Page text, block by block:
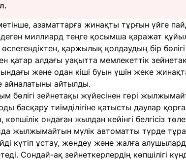
азаматтарға жинақты тұрғын үйге
миллиард теңге қосымша қаражат
қаржылық қолдаудың бір
қатар алдағы уақытта мемлекеттік
және одан кіші буын үшін жеке
айналатыны айтылды.
бөлігі зейнетақы жүйесінен гөрі
басқару тиімділігіне қатысты даулар
ондаған жылдан кейінгі белгісіз
жылжымайтын мүлік автоматты түрде
күтіп ұстау, жөндеу және жалға
Сондай-ақ зейнеткерлердің көпшілігі